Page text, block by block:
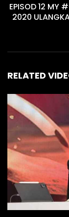
EPISOD 12 MY
2020
RELATED